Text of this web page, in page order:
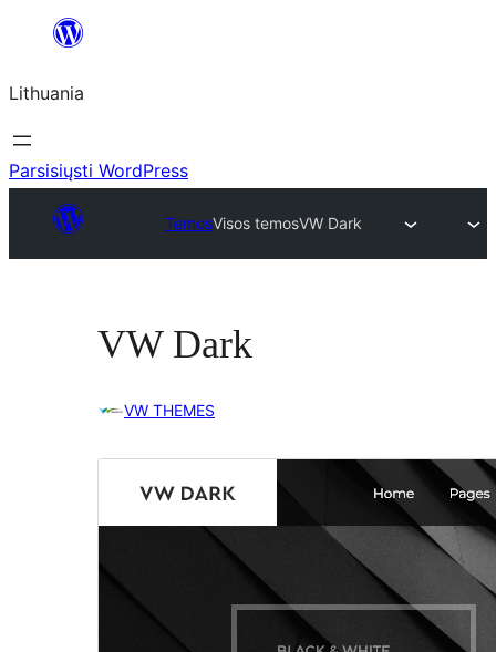
turinio
Lithuania
Parsisiųsti WordPress
TemosVisos temosVW Dark
VW Dark
VW THEMES